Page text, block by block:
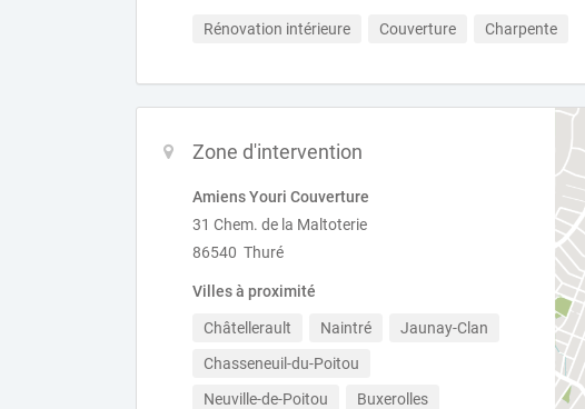
Rénovation intérieure Couverture Charpente
Zone d'intervention
Amiens Youri Couverture
31 Chem. de la Maltoterie
86540 Thuré
Villes à proximité
Châtellerault Naintré
Jaunay-Clan
Chasseneuil-du-Poitou
Neuville-de-Poitou
Buxerolles